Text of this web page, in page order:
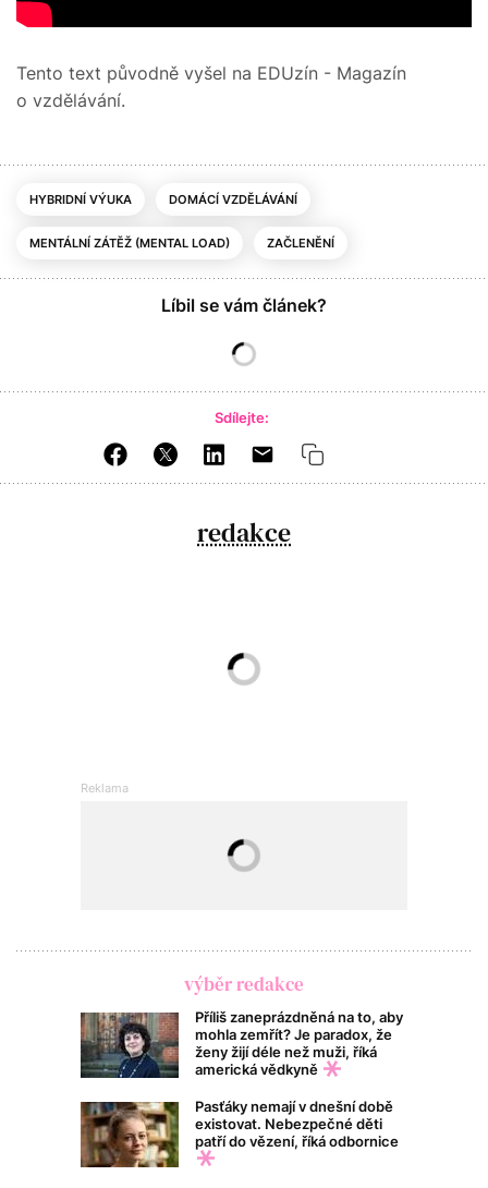
Tento text původně vyšel na EDUzín - Magazín
o vzdělávání.
HYBRIDNÍ VÝUKA DOMÁCÍ VZDĚLÁVÁNÍ
MENTÁLNÍ ZÁTĚŽ (MENTAL LOAD) ZAČLENĚNÍ
Líbil se vám článek?
Sdílejte:
redakce
výběr redakce
Příliš zaneprázdněná na to, aby
mohla zemřít? Je paradox, že
ženy žijí déle než muži, říká
americká vědkyně
Pasťáky nemají v dnešní době
existovat. Nebezpečné děti
patří do vězení, říká odbornice